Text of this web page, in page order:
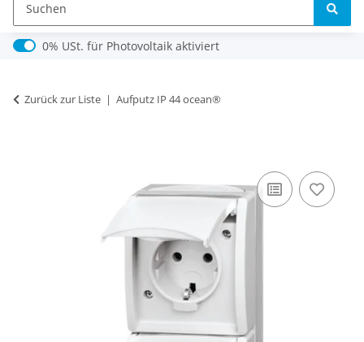
0% USt. für Photovoltaik (§ 12 Abs. 3 UStG)
0% USt. für Photovoltaik aktiviert
Zurück zur Liste Aufputz IP 44 ocean®